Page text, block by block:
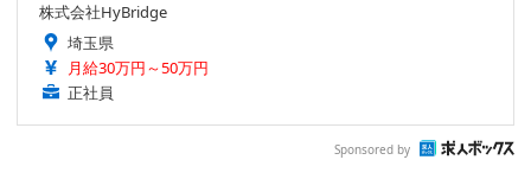
株式会社HyBridge
埼玉県
月給30万円～50万円
正社員
Sponsored by